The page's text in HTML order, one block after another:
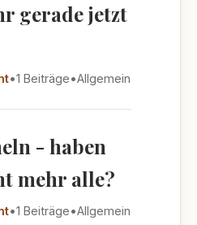
gerade jetzt
•1 Beiträge•Allgemein
- haben
mehr alle?
•1 Beiträge•Allgemein